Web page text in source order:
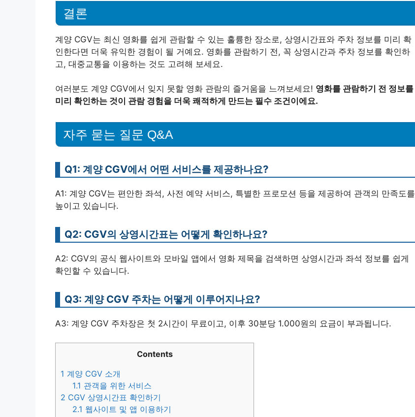
결론
계양 CGV는 최신 영화를 쉽게 관람할 수 있는 훌륭한 장소로, 상영시간표와 주차 정보를 미리 확
인한다면 더욱 유익한 경험이 될 거예요. 영화를 관람하기 전, 꼭 상영시간과 주차 정보를 확인하
고, 대중교통을 이용하는 것도 고려해 보세요.
여러분도 계양 CGV에서 잊지 못할 영화 관람의 즐거움을 느껴보세요! 영화를 관람하기 전 정보를
미리 확인하는 것이 관람 경험을 더욱 쾌적하게 만드는 필수 조건이에요.
자주 묻는 질문 Q&A
Q1: 계양 CGV에서 어떤 서비스를 제공하나요?
A1: 계양 CGV는 편안한 좌석, 사전 예약 서비스, 특별한 프로모션 등을 제공하여 관객의 만족도를
높이고 있습니다.
Q2: CGV의 상영시간표는 어떻게 확인하나요?
A2: CGV의 공식 웹사이트와 모바일 앱에서 영화 제목을 검색하면 상영시간과 좌석 정보를 쉽게
확인할 수 있습니다.
Q3: 계양 CGV 주차는 어떻게 이루어지나요?
A3: 계양 CGV 주차장은 첫 2시간이 무료이고, 이후 30분당 1.000원의 요금이 부과됩니다.
Contents
1 계양 CGV 소개
1.1 관객을 위한 서비스
2 CGV 상영시간표 확인하기
2.1 웹사이트 및 앱 이용하기